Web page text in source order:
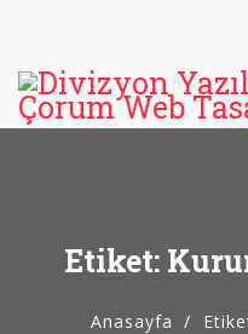
Etiket:
Anasayfa